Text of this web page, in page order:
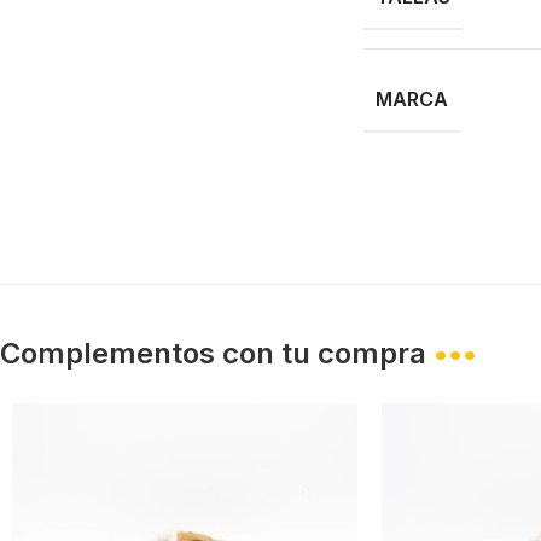
MARCA
Complementos con tu compra •••